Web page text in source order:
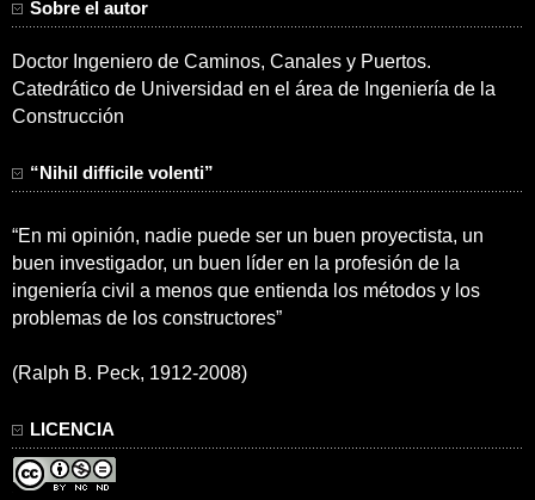
Sobre el autor
Doctor Ingeniero de Caminos, Canales y Puertos.
Catedrático de Universidad en el área de Ingeniería de la
Construcción
“Nihil difficile volenti”
“En mi opinión, nadie puede ser un buen proyectista, un
buen investigador, un buen líder en la profesión de la
ingeniería civil a menos que entienda los métodos y los
problemas de los constructores”
(Ralph B. Peck, 1912-2008)
LICENCIA